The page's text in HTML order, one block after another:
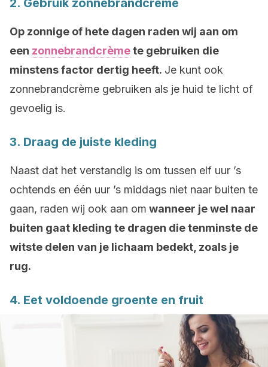
2. Gebruik zonnebrandcrème
Op zonnige of hete dagen raden wij aan om
een zonnebrandcrèmete gebruiken die
minstens factor dertig heeft. Je kunt ook
zonnebrandcrème gebruiken als je huid te licht of
gevoelig is.
3. Draag de juiste kleding
Naast dat het verstandig is om tussen elf uur ’s
ochtends en één uur ’s middags niet naar buiten te
gaan, raden wij ook aan om wanneer je wel naar
buiten gaat kleding te dragen die tenminste de
witste delen van je lichaam bedekt, zoals je
rug.
4. Eet voldoende groente en fruit